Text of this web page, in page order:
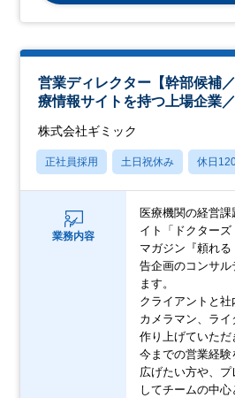
営業ディレクター【幹部候補
療情報サイトを持つ上場企業
株式会社ギミック
正社員採用 土日祝休み 休日
業務内容
医療機関の経営
イト「ドクター
マガジン『頼れ
告企画のコンサル
ます。
クライアントと
カメラマン、ラ
作り上げていただ
今までの営業経
広げたい方や、プ
してチームの中